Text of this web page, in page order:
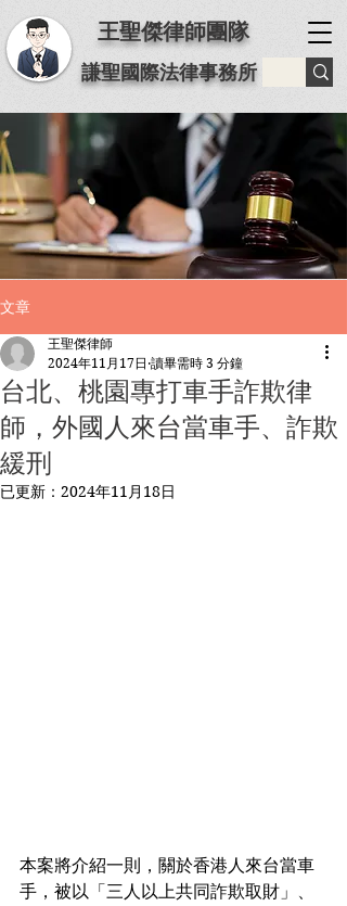
王聖傑律師團隊
謙聖國際法律事務所
文章
台北、桃園專打車手詐欺律
師，外國人來台當車手、詐欺
緩刑
王聖傑律師
2024年11月17日 讀畢需時 3 分鐘
已更新： 2024年11月18日
本案將介紹一則，關於香港人來台當車
手，被以「三人以上共同詐欺取財」、